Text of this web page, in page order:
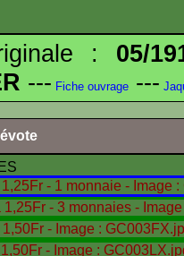
: 05/
--- Fiche ouvrage ---